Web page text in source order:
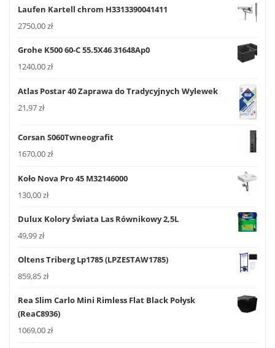
Laufen Kartell chrom H3313390041411
2750,00zł
Grohe K500 60-C 55.5X46 31648Ap0
1240,00zł
Atlas Postar 40 Zaprawa do Tradycyjnych Wylewek
21,97zł
Corsan S060Twneografit
1670,00zł
Koło Nova Pro 45 M32146000
130,00zł
Dulux Kolory Świata Las Równikowy 2,5L
49,99zł
Oltens Triberg Lp1785 (LPZESTAW1785)
859,85zł
Rea Slim Carlo Mini Rimless Flat Black Połysk
(ReaC8936)
1069,00zł